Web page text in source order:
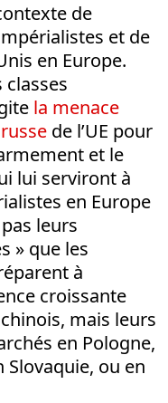
de
et de
en Europe.
la menace
de l’UE pour
et le
lui serviront à
en Europe
leurs
» que les
à
croissante
mais leurs
en Pologne,
Slovaquie, ou en